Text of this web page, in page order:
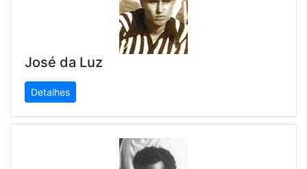
José da Luz
Detalhes